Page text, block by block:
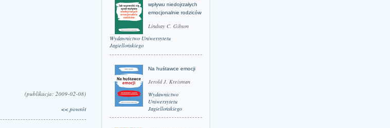
(publikacja: 2009-02-08)
<< powrót
wpływu niedojrzałych
emocjonalnie rodziców
Lindsay C. Gibson
Wydawnictwo Uniwersytetu
Jagiellońskiego
Na huśtawce emocji
Jerold J. Kreisman
Wydawnictwo
Uniwersytetu
Jagiellońskiego